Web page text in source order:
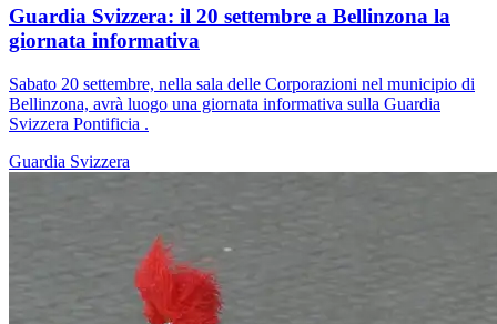
Guardia Svizzera: il 20 settembre a Bellinzona la
giornata informativa
Sabato 20 settembre, nella sala delle Corporazioni nel municipio di
Bellinzona, avrà luogo una giornata informativa sulla Guardia
Svizzera Pontificia .
Guardia Svizzera